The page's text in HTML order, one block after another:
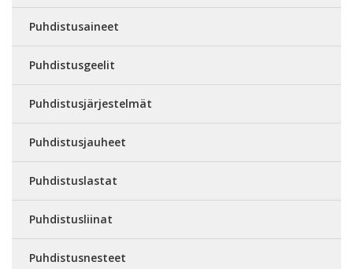
Puhdistusaineet
Puhdistusgeelit
Puhdistusjärjestelmät
Puhdistusjauheet
Puhdistuslastat
Puhdistusliinat
Puhdistusnesteet